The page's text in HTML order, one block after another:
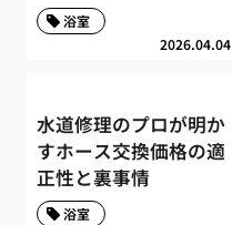
2026.04.04
浴室
水道修理のプロが明か
すホース交換価格の適
正性と裏事情
浴室